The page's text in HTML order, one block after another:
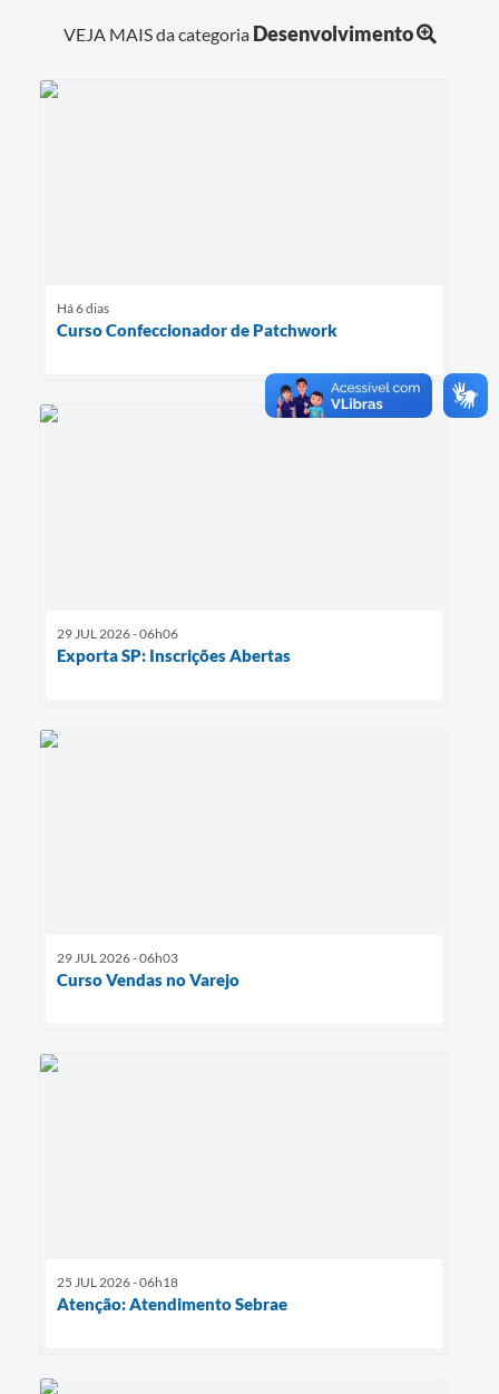
VEJA MAIS da categoria Desenvolvimento
Há 6 dias
Curso Confeccionador de Patchwork
29 JUL 2026 - 06h06
Exporta SP: Inscrições Abertas
29 JUL 2026 - 06h03
Curso Vendas no Varejo
25 JUL 2026 - 06h18
Atenção: Atendimento Sebrae